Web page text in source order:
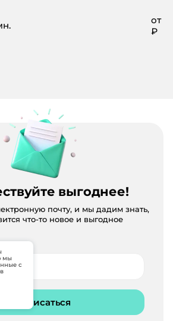
от
₽
выгоднее!
почту, и мы дадим знать,
что-то новое и выгодное
Подписаться
мы
с